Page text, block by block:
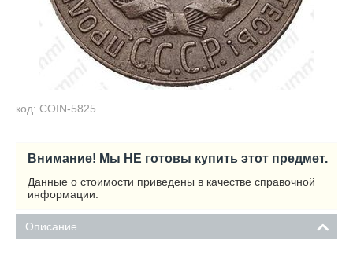
код: COIN-5825
Внимание! Мы НЕ готовы купить этот предмет.
Данные о стоимости приведены в качестве справочной
информации.
Описание